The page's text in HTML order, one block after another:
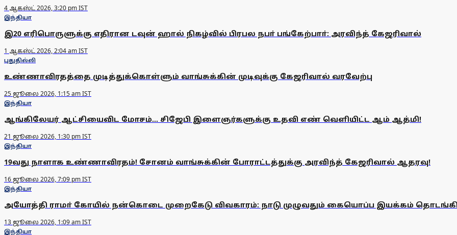
4 ஆகஸ்ட் 2026, 3:20 pm IST
இந்தியா
இ20 எரிபொருளுக்கு எதிரான டவுன் ஹால் நிகழ்வில் பிரபல நபா் பங்கேற்பாா்: அரவிந்த் கேஜரிவால்
1 ஆகஸ்ட் 2026, 2:04 am IST
புதுதில்லி
உண்ணாவிரதத்தை முடித்துக்கொள்ளும் வாங்சுக்கின் முடிவுக்கு கேஜரிவால் வரவேற்பு
25 ஜூலை 2026, 1:15 am IST
இந்தியா
ஆங்கிலேயர் ஆட்சியைவிட மோசம்... சிஜேபி இளைஞர்களுக்கு உதவி எண் வெளியிட்ட ஆம் ஆத்மி!
21 ஜூலை 2026, 1:30 pm IST
இந்தியா
19வது நாளாக உண்ணாவிரதம்! சோனம் வாங்சுக்கின் போராட்டத்துக்கு அரவிந்த் கேஜரிவால் ஆதரவு!
16 ஜூலை 2026, 7:09 pm IST
இந்தியா
அயோத்தி ராமா் கோயில் நன்கொடை முறைகேடு விவகாரம்: நாடு முழுவதும் கையொப்ப இயக்கம்
13 ஜூலை 2026, 1:09 am IST
இந்தியா